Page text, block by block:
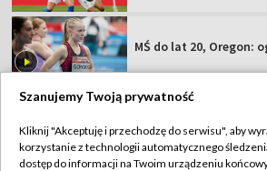
MŚ do lat 20, Oregon:
TVP
Szanujemy Twoją prywatność
Kliknij "Akceptuję i przechodzę do serwisu", aby
korzystanie z technologii automatycznego
dostęp do informacji na Twoim urządzeniu